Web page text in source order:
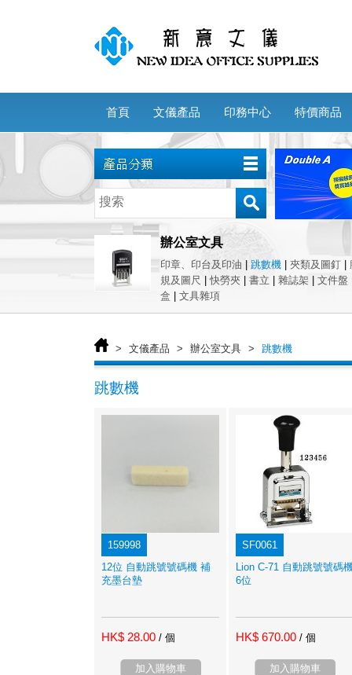
首頁 文儀產品 印務中心 特價商品
辦公室文具
印章、印台及印油 跳數機 夾類及圖釘
規及圖尺
|快勞夾 書立 雜誌架 文件盤
盒
文具雜項
> 文儀產品 > 辦公室文具 > 跳數機
跳數機
159998
12位 自動跳號號碼機 補
充墨台墊
HK$ 28.00 / 個
加入購物車
SF0061
Lion C-71 自動跳號號碼
6位
HK$ 670.00 / 個
加入購物車